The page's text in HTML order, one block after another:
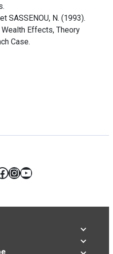
SASSENOU, N. (1993).
Effects, Theory
Case.
Instagram
YouTube